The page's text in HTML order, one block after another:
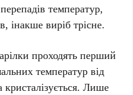
температур,
інакше виріб трісне.
проходять перший
температур від
кристалізується. Лише